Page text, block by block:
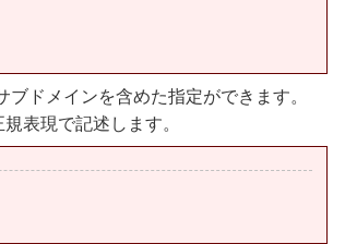
ドメインを含めた指定ができます。
表現で記述します。